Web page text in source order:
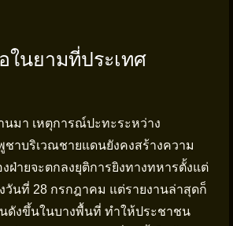
ในยามที่ประเทศ
มา เหตุการณ์ปะทะระหว่าง
าบริเวณชายแดนยังคงสร้างความ
ฝ่ายจะตกลงยุติการยิงทางทหารตั้งแต่
วันที่ 28 กรกฎาคม แต่รายงานล่าสุดก็
นดังขึ้นในบางพื้นที่ ทำให้ประชาชน